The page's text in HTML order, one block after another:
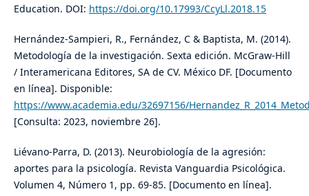
Education. DOI: https://doi.org/10.17993/CcyLl.2018.15
Hernández-Sampieri, R., Fernández, C & Baptista, M. (2014).
Metodología de la investigación. Sexta edición. McGraw-Hill
/ Interamericana Editores, SA de CV. México DF. [Documento
en línea]. Disponible:
https://www.academia.edu/32697156/
[Consulta: 2023, noviembre 26].
Liévano-Parra, D. (2013). Neurobiología de la agresión:
aportes para la psicología. Revista Vanguardia Psicológica.
Volumen 4, Número 1, pp. 69-85. [Documento en línea].